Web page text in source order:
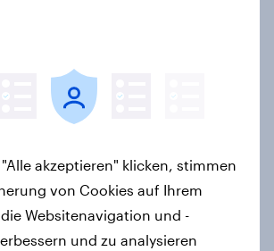
voller Dynamik,
Romantiker
akzeptieren" klicken, stimmen
von Cookies auf Ihrem
Websitenavigation und -
und zu analysieren